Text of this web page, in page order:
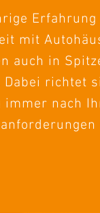
mit
auch in
Dabei richtet
immer nach